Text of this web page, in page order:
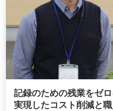
記録のための残業をゼ
実現したコスト削減と